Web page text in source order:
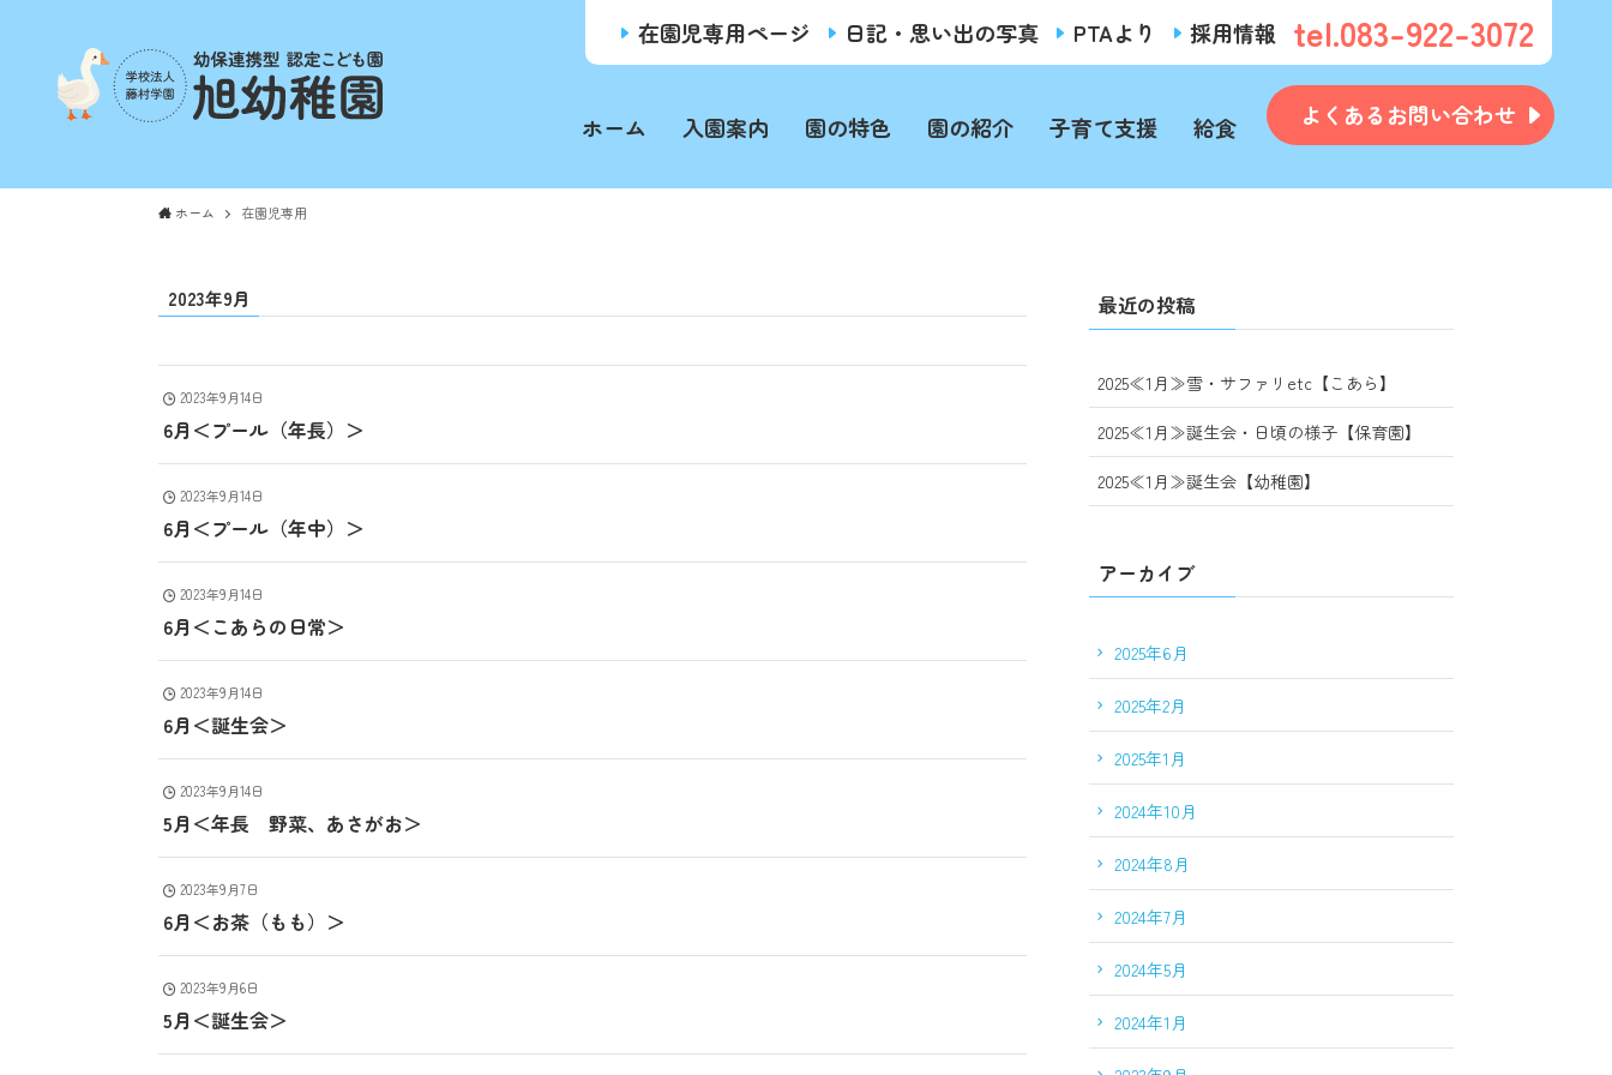
ホーム 入園案内 園の特色 園の紹介 子育て支援 給食 よくあるお問い合わせ
在園児専用ページ 日記・思い出の写真 PTAより 採用情報 tel.083-922-3072
ホーム 在園児専用
2023年9月
2023年9月14日
6月＜プール（年長）＞
2023年9月14日
6月＜プール（年中）＞
2023年9月14日
6月＜こあらの日常＞
2023年9月14日
6月＜誕生会＞
2023年9月14日
5月＜年長 野菜、あさがお＞
2023年9月7日
6月＜お茶（もも）＞
2023年9月6日
5月＜誕生会＞
最近の投稿
2025≪1月≫雪・サファリetc【こあら】
2025≪1月≫誕生会・日頃の様子【保育園】
2025≪1月≫誕生会【幼稚園】
アーカイブ
2025年6月
2025年2月
2025年1月
2024年10月
2024年8月
2024年7月
2024年5月
2024年1月